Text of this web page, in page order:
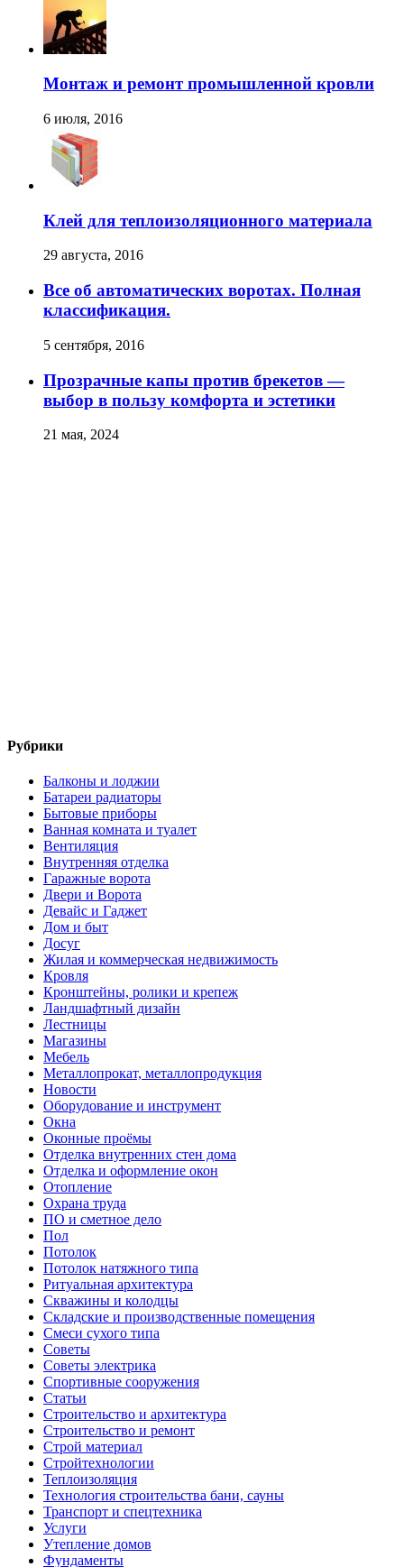
Монтаж и ремонт промышленной кровли
6 июля, 2016
Клей для теплоизоляционного материала
29 августа, 2016
Все об автоматических воротах. Полная
классификация.
5 сентября, 2016
Прозрачные капы против брекетов —
выбор в пользу комфорта и эстетики
21 мая, 2024
Рубрики
Балконы и лоджии
Батареи радиаторы‎
Бытовые приборы
Ванная комната и туалет
Вентиляция
Внутренняя отделка
Гаражные ворота
Двери и Ворота
Девайс и Гаджет
Дом и быт
Досуг
Жилая и коммерческая недвижимость
Кровля
Кронштейны, ролики и крепеж
Ландшафтный дизайн
Лестницы
Магазины
Мебель
Металлопрокат, металлопродукция
Новости
Оборудование и инструмент
Окна
Оконные проёмы
Отделка внутренних стен дома
Отделка и оформление окон
Отопление
Охрана труда
ПО и сметное дело
Пол
Потолок
Потолок натяжного типа
Ритуальная архитектура
Скважины и колодцы
Складские и производственные помещения
Смеси сухого типа
Советы
Советы электрика
Спортивные сооружения
Статьи
Строительство и архитектура
Строительство и ремонт
Строй материал
Стройтехнологии
Теплоизоляция
Технология строительства бани, сауны
Транспорт и спецтехника
Услуги
Утепление домов
Фундаменты